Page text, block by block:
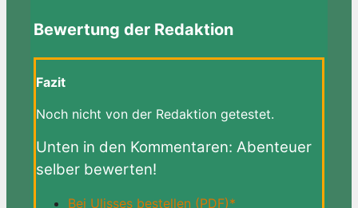
Bewertung der Redaktion
Fazit
Noch nicht von der Redaktion getestet.
Unten in den Kommentaren: Abenteuer
selber bewerten!
Bei Ulisses bestellen (PDF)*